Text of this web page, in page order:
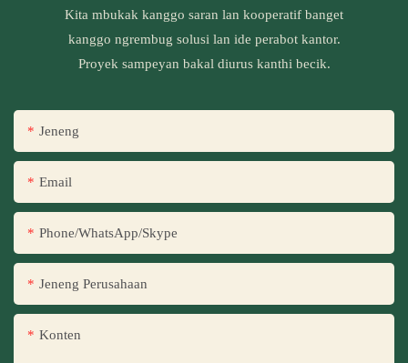
Kita mbukak kanggo saran lan kooperatif banget
kanggo ngrembug solusi lan ide perabot kantor.
Proyek sampeyan bakal diurus kanthi becik.
Jeneng
Email
Phone/WhatsApp/Skype
Jeneng Perusahaan
Konten